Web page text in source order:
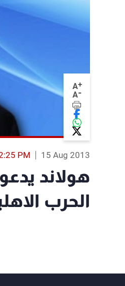
A+
A-
15 Aug 2013
PM
هولاند
الحرب